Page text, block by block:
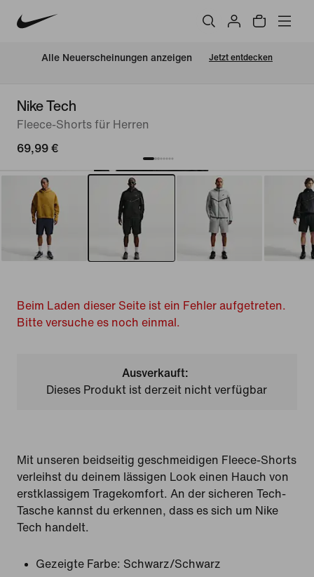
Alle Neuerscheinungen anzeigen Jetzt entdecken
Nike Tech
Fleece-Shorts für Herren
69,99 €
Beim Laden dieser Seite ist ein Fehler aufgetreten.
Bitte versuche es noch einmal.
Ausverkauft:
Dieses Produkt ist derzeit nicht verfügbar
Mit unseren beidseitig geschmeidigen Fleece-Shorts
verleihst du deinem lässigen Look einen Hauch von
erstklassigem Tragekomfort. An der sicheren Tech-
Tasche kannst du erkennen, dass es sich um Nike
Tech handelt.
Gezeigte Farbe: Schwarz/Schwarz